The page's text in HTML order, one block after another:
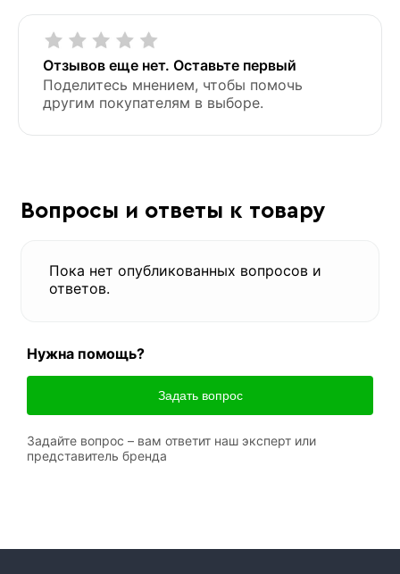
Отзывов еще нет. Оставьте первый
Поделитесь мнением, чтобы помочь
другим покупателям в выборе.
Вопросы и ответы к товару
Пока нет опубликованных вопросов и
ответов.
Нужна помощь?
Задать вопрос
Задайте вопрос – вам ответит наш эксперт или
представитель бренда